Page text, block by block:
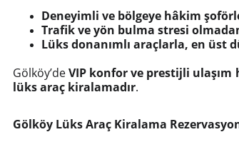
Deneyimli ve bölgeye hâkim
Trafik ve yön bulma stresi
Lüks donanımlı araçlarla, en üst
Gölköy’deVIP konfor ve prestijli
lüks araç kiralamadır.
Gölköy Lüks Araç Kiralama